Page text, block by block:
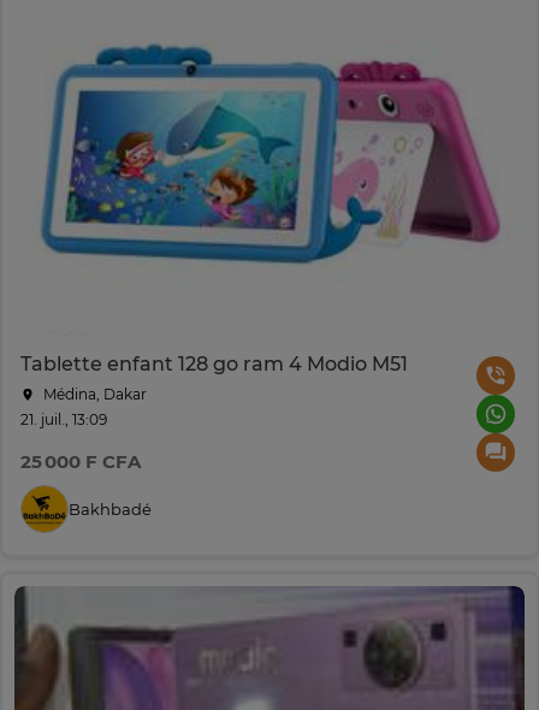
Tablette enfant 128 go ram 4 Modio M51
Médina, Dakar
21. juil., 13:09
25 000 F CFA
Bakhbadé